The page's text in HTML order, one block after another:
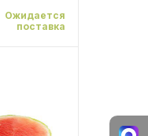
Ожидается
поставка